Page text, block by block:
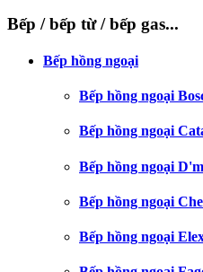
Bếp / bếp từ / bếp gas...
Bếp hồng ngoại
Bếp hồng ngoại
Bếp hồng ngoại
Bếp hồng ngoại
Bếp hồng ngoại
Bếp hồng ngoại